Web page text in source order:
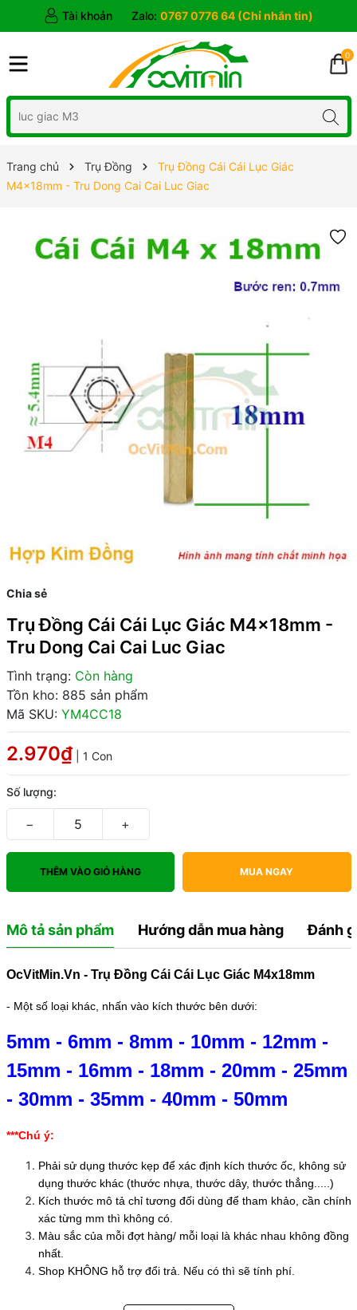
Tài khoản Zalo: 0767 0776 64 (Chỉ nhắn tin)
0
Trang chủ Trụ Đồng
Trụ Đồng Cái Cái Lục Giác
M4x18mm - Tru Dong Cai Cai Luc Giac
Chia sẻ
Trụ Đồng Cái Cái Lục Giác M4x18mm -
Tru Dong Cai Cai Luc Giac
Tình trạng: Còn hàng
Tồn kho: 885 sản phẩm
Mã SKU: YM4CC18
2.970₫ | 1 Con
Số lượng:
− +
THÊM VÀO GIỎ HÀNG MUA NGAY
Mô tả sản phẩm Hướng dẫn mua hàng Đánh
OcVitMin.Vn - Trụ Đồng Cái Cái Lục Giác M4x18mm
- Một số loại khác, nhấn vào kích thước bên dưới:
5mm - 6mm - 8mm - 10mm - 12mm -
15mm - 16mm - 18mm - 20mm - 25mm
- 30mm - 35mm - 40mm - 50mm
***Chú ý:
Phải sử dụng thước kẹp để xác định kích thước ốc, không sử
dụng thước khác (thước nhựa, thước dây, thước thẳng.....)
Kích thước mô tả chỉ tương đối dùng để tham khảo, cần chính
xác từng mm thì không có.
Màu sắc của mỗi đợt hàng/ mỗi loại là khác nhau không đồng
nhất.
Shop KHÔNG hỗ trợ đổi trả. Nếu có thì sẽ tính phí.